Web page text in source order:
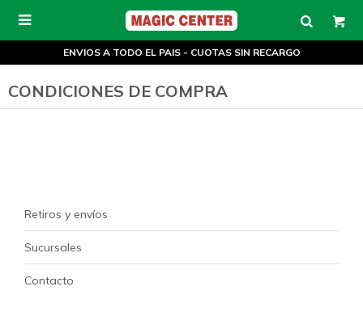

ENVIOS A TODO EL PAIS - CUOTAS SIN RECARGO
CONDICIONES DE COMPRA
Retiros y envíos
Sucursales
Contacto